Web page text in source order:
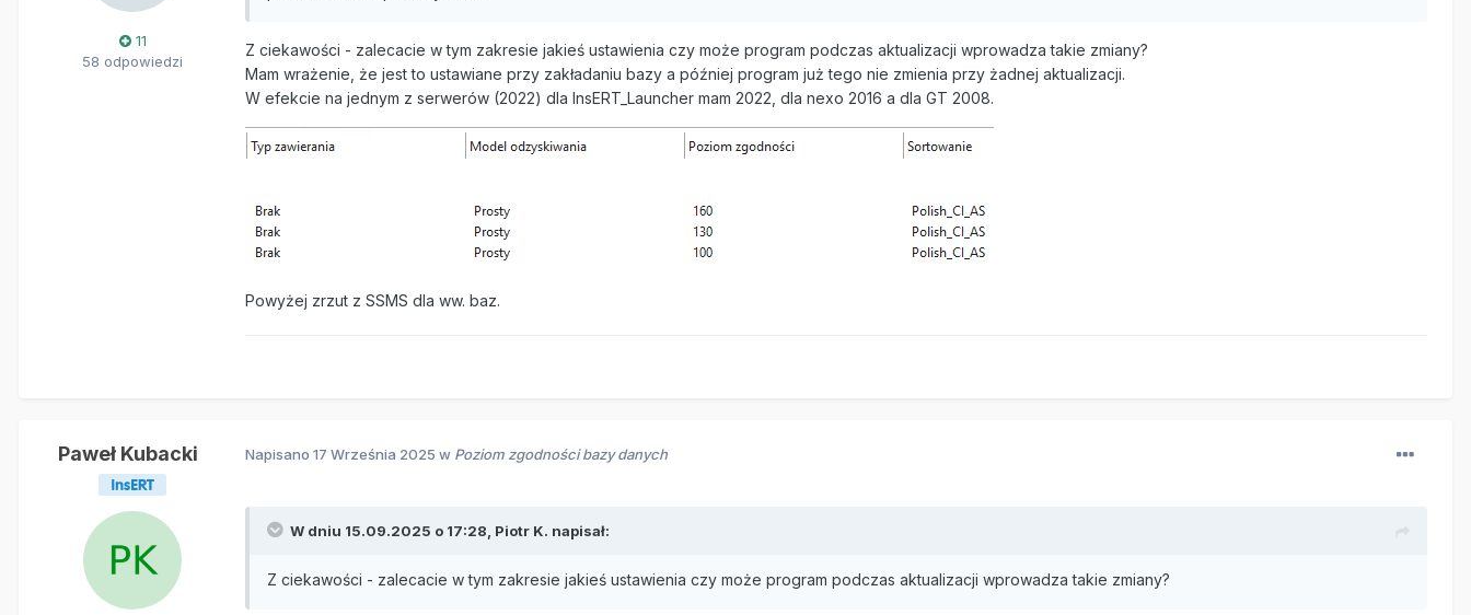
11
58 odpowiedzi
Z ciekawości - zalecacie w tym zakresie jakieś ustawienia czy może program podczas aktualizacji wprowadza takie zmiany?
Mam wrażenie, że jest to ustawiane przy zakładaniu bazy a później program już tego nie zmienia przy żadnej aktualizacji.
W efekcie na jednym z serwerów (2022) dla InsERT_Launcher mam 2022, dla nexo 2016 a dla GT 2008.
Powyżej zrzut z SSMS dla ww. baz.
Paweł Kubacki Napisano 17 Września 2025 w Poziom zgodności bazy danych
W dniu 15.09.2025 o 17:28, Piotr K. napisał:
Z ciekawości - zalecacie w tym zakresie jakieś ustawienia czy może program podczas aktualizacji wprowadza takie zmiany?